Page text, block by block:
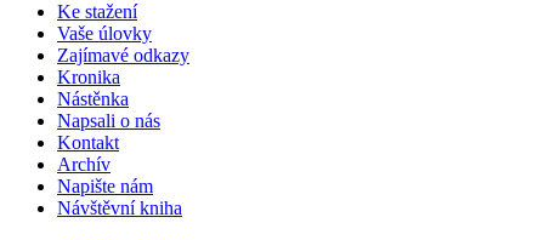
Ke stažení
Vaše úlovky
Zajímavé odkazy
Kronika
Nástěnka
Napsali o nás
Kontakt
Archív
Napište nám
Návštěvní kniha